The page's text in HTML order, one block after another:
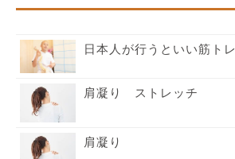
日本人が行うといい筋トレ
肩凝り ストレッチ
肩凝り